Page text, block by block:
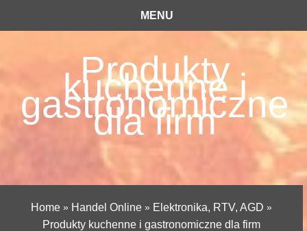
MENU
Produkty
kuchenne i
gastronomiczne
dla firm
Home » Handel Online » Elektronika, RTV, AGD »
Produkty kuchenne i gastronomiczne dla firm